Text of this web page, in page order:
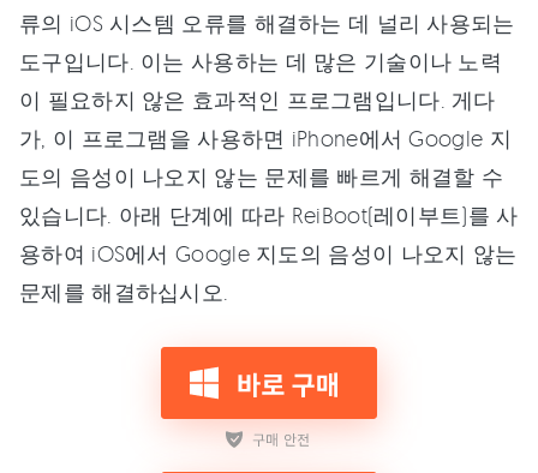
류의 iOS 시스템 오류를 해결하는 데 널리 사용되는
도구입니다. 이는 사용하는 데 많은 기술이나 노력
이 필요하지 않은 효과적인 프로그램입니다. 게다
가, 이 프로그램을 사용하면 iPhone에서 Google 지
도의 음성이 나오지 않는 문제를 빠르게 해결할 수
있습니다. 아래 단계에 따라 ReiBoot(레이부트)를 사
용하여 iOS에서 Google 지도의 음성이 나오지 않는
문제를 해결하십시오.